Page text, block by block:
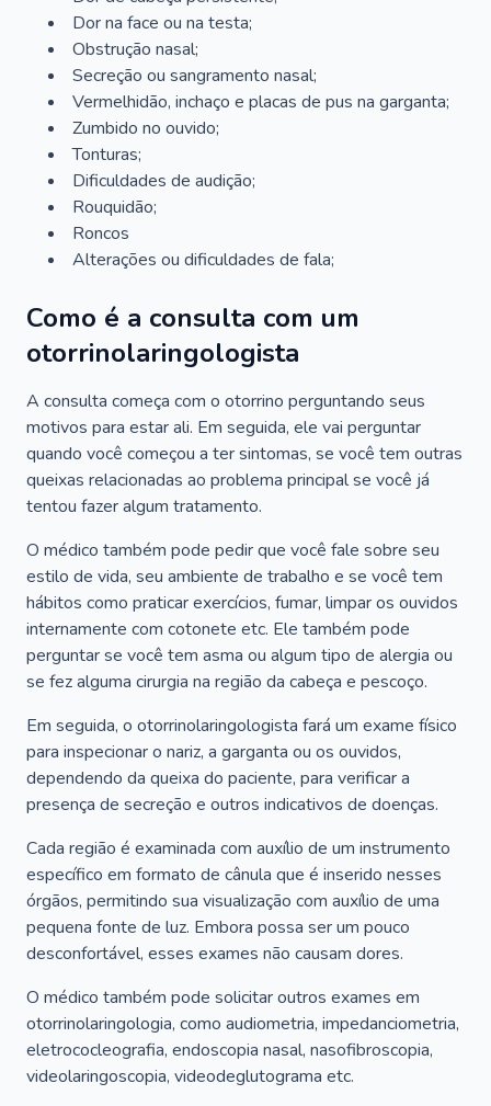
Dor na face ou na testa;
Obstrução nasal;
Secreção ou sangramento nasal;
Vermelhidão, inchaço e placas de pus na garganta;
Zumbido no ouvido;
Tonturas;
Dificuldades de audição;
Rouquidão;
Roncos
Alterações ou dificuldades de fala;
Como é a consulta com um
otorrinolaringologista
A consulta começa com o otorrino perguntando seus
motivos para estar ali. Em seguida, ele vai perguntar
quando você começou a ter sintomas, se você tem outras
queixas relacionadas ao problema principal se você já
tentou fazer algum tratamento.
O médico também pode pedir que você fale sobre seu
estilo de vida, seu ambiente de trabalho e se você tem
hábitos como praticar exercícios, fumar, limpar os ouvidos
internamente com cotonete etc. Ele também pode
perguntar se você tem asma ou algum tipo de alergia ou
se fez alguma cirurgia na região da cabeça e pescoço.
Em seguida, o otorrinolaringologista fará um exame físico
para inspecionar o nariz, a garganta ou os ouvidos,
dependendo da queixa do paciente, para verificar a
presença de secreção e outros indicativos de doenças.
Cada região é examinada com auxílio de um instrumento
específico em formato de cânula que é inserido nesses
órgãos, permitindo sua visualização com auxílio de uma
pequena fonte de luz. Embora possa ser um pouco
desconfortável, esses exames não causam dores.
O médico também pode solicitar outros exames em
otorrinolaringologia, como audiometria, impedanciometria,
eletrococleografia, endoscopia nasal, nasofibroscopia,
videolaringoscopia, videodeglutograma etc.